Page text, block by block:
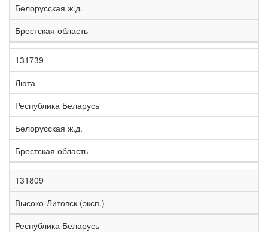
Белорусская ж.д.
Брестская область
131739
Люта
Республика Беларусь
Белорусская ж.д.
Брестская область
131809
Высоко-Литовск (эксп.)
Республика Беларусь